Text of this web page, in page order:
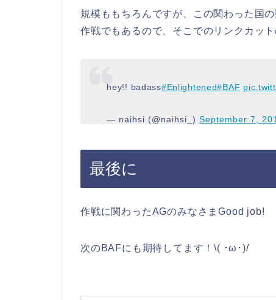
規模ももちろんですが、この関わった国
作戦でもあるので、そこでのリンクカッ
hey!! badass#Enlightened#BAF
— naihsi (@naihsi_)September 7,
最後に
作戦に関わったAGのみなさまGood job!
次のBAFにも期待してます！\( ･ω･)/